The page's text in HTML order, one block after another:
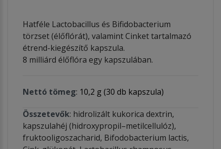
Hatféle Lactobacillus és Bifidobacterium
törzset (élőflórát), valamint Cinket tartalmazó
étrend-kiegészítő kapszula.
8 milliárd élőflóra egy kapszulában.
Nettó tömeg: 10,2 g (30 db kapszula)
Összetevők: hidrolizált kukorica dextrin,
kapszulahéj (hidroxypropil–metilcellulóz),
fruktooligoszacharid, Bifodobacterium lactis,